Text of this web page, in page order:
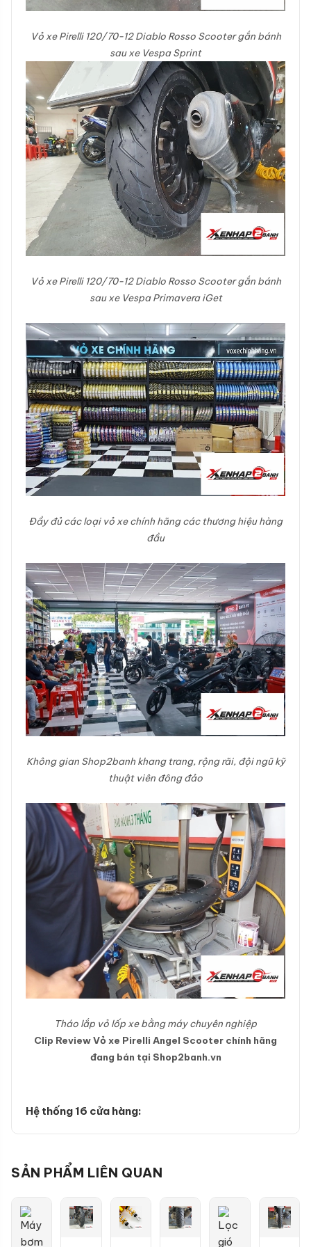
Vỏ xe Pirelli 120/70-12 Diablo Rosso Scooter gắn bánh
sau xe Vespa Sprint
Vỏ xe Pirelli 120/70-12 Diablo Rosso Scooter gắn bánh
sau xe Vespa Primavera iGet
Đầy đủ các loại vỏ xe chính hãng các thương hiệu hàng
đầu
Không gian Shop2banh khang trang, rộng rãi, đội ngũ kỹ
thuật viên đông đảo
Tháo lắp vỏ lốp xe bằng máy chuyên nghiệp
Clip Review Vỏ xe Pirelli Angel Scooter chính hãng
đang bán tại Shop2banh.vn
Hệ thống 16 cửa hàng:
SẢN PHẨM LIÊN QUAN